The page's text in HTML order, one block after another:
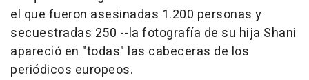
el que fueron asesinadas 1.200 personas y
secuestradas 250 --la fotografía de su hija Shani
apareció en "todas" las cabeceras de los
periódicos europeos.